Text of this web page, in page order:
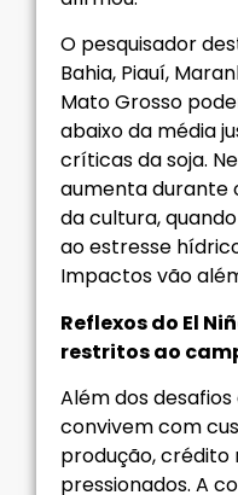
O pesquisador
Bahia, Piauí,
Mato Grosso
abaixo da média
críticas da soja.
aumenta durante
da cultura,
ao estresse
Impactos vão
Reflexos do El
restritos ao
Além dos
convivem com
produção, crédito
pressionados. A